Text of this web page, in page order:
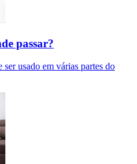
passar?
ser usado em várias partes do